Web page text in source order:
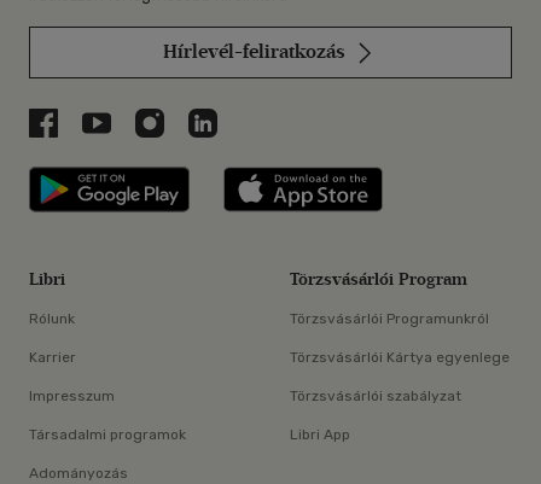
Hírlevél-feliratkozás
Libri a Facebookon
Libri a Youtube-on
Libri az Instagramon
Libri a LinkedInen
Libri applikáció Szerezd meg: Google
Libri
Rólunk
Karrier
Impresszum
Társadalmi programok
Adományozás
Törzsvásárlói Program
Törzsvásárlói Programunkról
Törzsvásárlói Kártya egyenlege
Törzsvásárlói szabályzat
Libri App